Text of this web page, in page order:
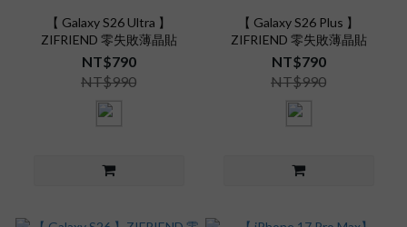
【 Galaxy S26 Ultra 】
ZIFRIEND 零失敗薄晶貼
NT$790
NT$990
【 Galaxy S26 Plus 】
ZIFRIEND 零失敗薄晶貼
NT$790
NT$990